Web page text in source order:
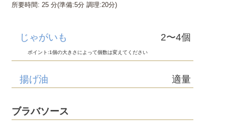
所要時間: 25 分(準備:5分調理:20分)
じゃがいも 2〜4個
ポイント:1個の大きさによって個数は変えてください
揚げ油 適量
ブラバソース